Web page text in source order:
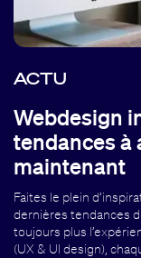
ACTU
Webdesign
tendances à
maintenant
Faites le plein
dernières tendances
toujours plus
(UX & UI design),